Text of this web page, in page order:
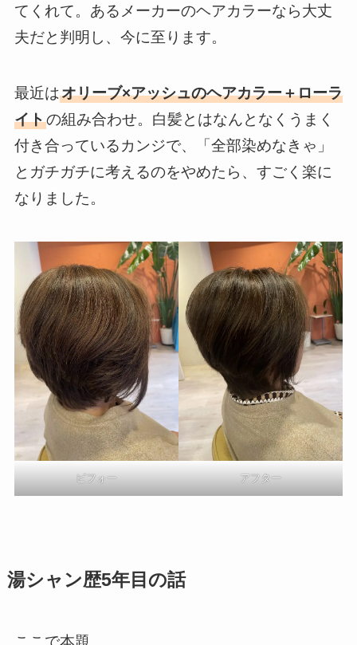
てくれて。あるメーカーのヘアカラーなら大丈
夫だと判明し、今に至ります。
最近はオリーブ×アッシュのヘアカラー＋ローラ
イトの組み合わせ。白髪とはなんとなくうまく
付き合っているカンジで、「全部染めなきゃ」
とガチガチに考えるのをやめたら、すごく楽に
なりました。
ビフォー アフター
湯シャン歴5年目の話